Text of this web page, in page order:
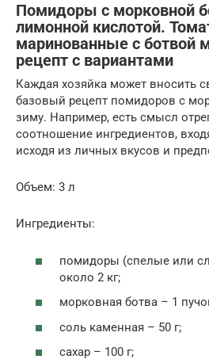
Помидоры с морковной
лимонной кислотой.
маринованные с ботвой
рецепт с вариантами
Каждая хозяйка может вносить
базовый рецепт помидоров с
зиму. Например, есть смысл
соотношение ингредиентов,
исходя из личных вкусов и
Объем: 3 л
Ингредиенты:
помидоры (спелые или
около 2 кг;
морковная ботва – 1
соль каменная – 50 г;
сахар – 100 г;